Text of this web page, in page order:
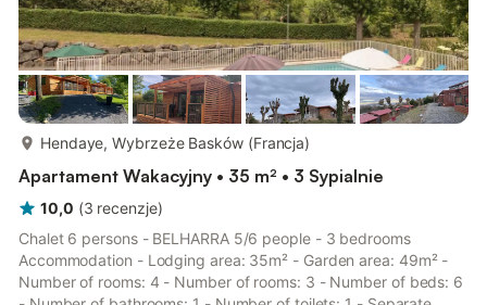
Hendaye, Wybrzeże Basków (Francja)
Apartament Wakacyjny • 35 m² • 3 Sypialnie
10,0 (3 recenzje)
Chalet 6 persons - BELHARRA 5/6 people - 3 bedrooms
Accommodation - Lodging area: 35m² - Garden area: 49m² -
Number of rooms: 4 - Number of rooms: 3 - Number of beds: 6